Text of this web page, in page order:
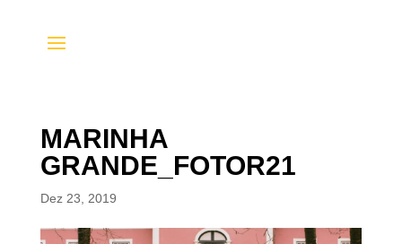
MARINHA
GRANDE_FOTOR21
Dez 23, 2019